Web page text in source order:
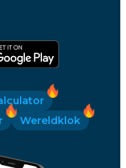
Wereldklok